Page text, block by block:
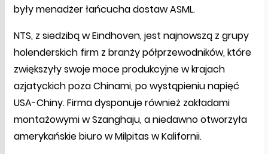
były menadżer łańcucha dostaw ASML.
NTS, z siedzibą w Eindhoven, jest najnowszą z grupy
holenderskich firm z branży półprzewodników, które
zwiększyły swoje moce produkcyjne w krajach
azjatyckich poza Chinami, po wystąpieniu napięć
USA-Chiny. Firma dysponuje również zakładami
montażowymi w Szanghaju, a niedawno otworzyła
amerykańskie biuro w Milpitas w Kalifornii.